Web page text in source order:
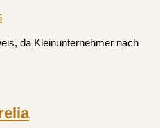
da Kleinunternehmer nach